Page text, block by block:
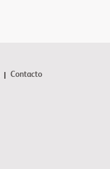
Contacto